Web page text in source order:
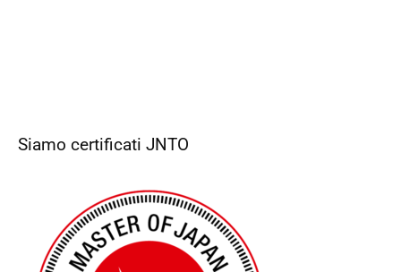
Siamo certificati JNTO